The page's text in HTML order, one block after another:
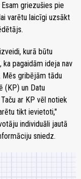
griezušies pie
varētu laicīgi uzsākt
kurā būtu
pagaidām ideja nav
Mēs gribējām tādu
(KP) un Datu
ar KP vēl notiek
tikt ievietoti,"
individuāli jautā
sniedz.